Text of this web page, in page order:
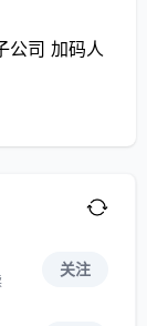
公司 加码人
关注